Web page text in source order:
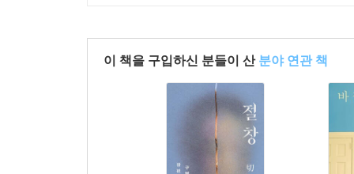
이 책을 구입하신 분들이 산 분야 연관 책